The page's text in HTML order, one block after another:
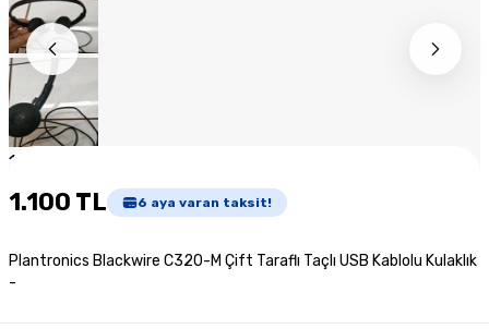
1
1.100 TL 6 aya varan taksit!
Plantronics Blackwire C320-M Çift Taraflı Taçlı USB Kablolu Kulaklık
-